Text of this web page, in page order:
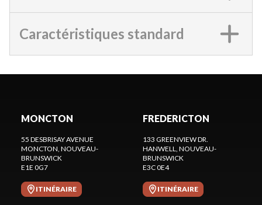
Caractéristiques standard
MONCTON
55 DESBRISAY AVENUE
MONCTON , NOUVEAU-
BRUNSWICK
E1E 0G7
ITINÉRAIRE
FREDERICTON
133 GREENVIEW DR.
HANWELL , NOUVEAU-
BRUNSWICK
E3C 0E4
ITINÉRAIRE